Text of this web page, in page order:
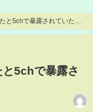
と5chで暴露されていた
5chで暴露さ